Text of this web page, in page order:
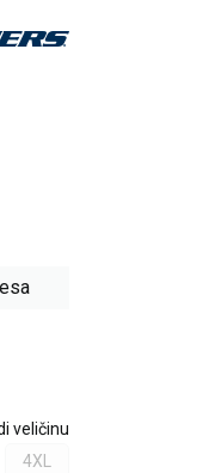
veličinu
4XL